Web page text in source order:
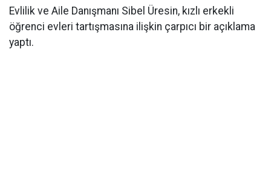
Evlilik ve Aile Danışmanı Sibel Üresin, kızlı erkekli
öğrenci evleri tartışmasına ilişkin çarpıcı bir açıklama
yaptı.